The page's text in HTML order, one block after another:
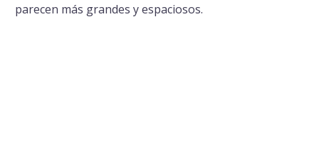
parecen más grandes y espaciosos.